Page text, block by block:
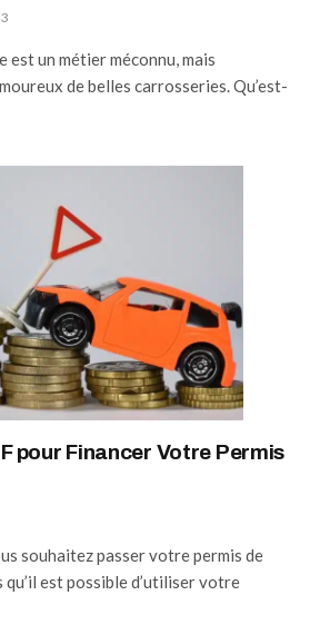
un métier méconnu, mais
de belles carrosseries. Qu’est-
pour Financer Votre Permis
souhaitez passer votre permis de
est possible d’utiliser votre